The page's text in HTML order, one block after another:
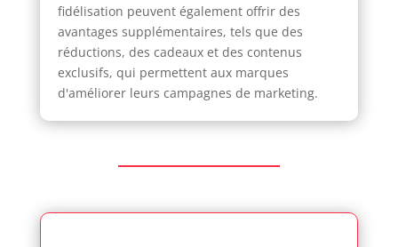
fidélisation peuvent également offrir des
avantages supplémentaires, tels que des
réductions, des cadeaux et des contenus
exclusifs, qui permettent aux marques
d'améliorer leurs campagnes de marketing.